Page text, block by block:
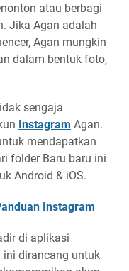
atau berbagi
Jika Agan adalah
Agan mungkin
dalam bentuk foto,
sengaja
Instagram Agan.
mendapatkan
folder Baru baru ini
Android & iOS.
Instagram
di aplikasi
ini dirancang untuk